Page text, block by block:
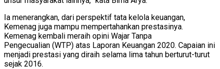
Ia menerangkan, dari perspektif tata kelola keuangan,
Kemenag juga mampu mempertahankan prestasinya.
Kemenag kembali meraih opini Wajar Tanpa
Pengecualian (WTP) atas Laporan Keuangan 2020. Capaian ini
menjadi prestasi yang diraih selama lima tahun berturut-turut
sejak 2016.